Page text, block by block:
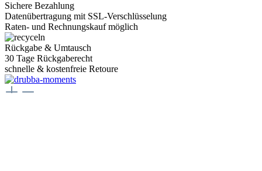
Sichere Bezahlung
Datenübertragung mit SSL-Verschlüsselung
Raten- und Rechnungskauf möglich
Rückgabe & Umtausch
30 Tage Rückgaberecht
schnelle & kostenfreie Retoure